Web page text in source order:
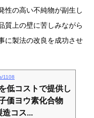
性の高い不純物が副生し
質上の壁に苦しみながら
に製法の改良を成功させ
1108
低コストで提供し
価ヨウ素化合物
造コス...